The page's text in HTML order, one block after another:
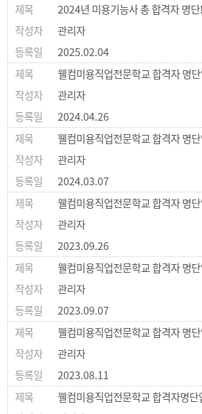
2024년 미용기능사 총 합격자 명
관리자
2025.02.04
웰컴미용직업전문학교 합격자 명
관리자
2024.04.26
웰컴미용직업전문학교 합격자 명
관리자
2024.03.07
웰컴미용직업전문학교 합격자 명
관리자
2023.09.26
웰컴미용직업전문학교 합격자 명
관리자
2023.09.07
웰컴미용직업전문학교 합격자 명
관리자
2023.08.11
웰컴미용직업전문학교 합격자명